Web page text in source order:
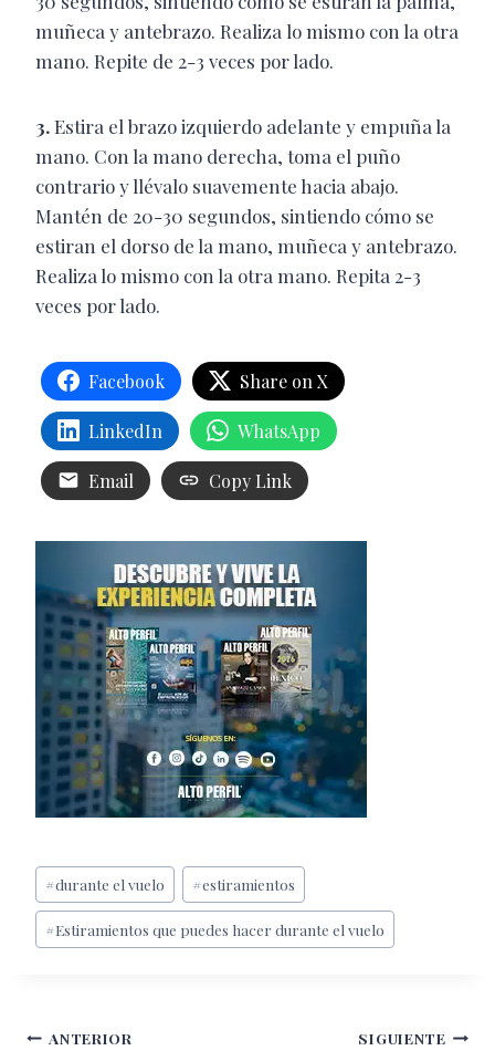
muñeca y antebrazo. Realiza lo mismo con la otra
mano. Repite de 2-3 veces por lado.
3.Estira el brazo izquierdo adelante y empuña la
mano. Con la mano derecha, toma el puño
contrario y llévalo suavemente hacia abajo.
Mantén de 20-30 segundos, sintiendo cómo se
estiran el dorso de la mano, muñeca y antebrazo.
Realiza lo mismo con la otra mano. Repita 2-3
veces por lado.
Facebook Share on X
LinkedIn WhatsApp
Email Copy Link
Etiquetas
de
la
#durante el vuelo #estiramientos
#Estiramientos que puedes hacer durante el vuelo
Navegación
ANTERIOR SIGUIENTE